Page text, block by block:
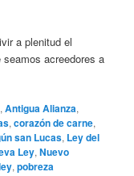
a plenitud el
acreedores a
,Antigua Alianza,
,corazón de carne,
san Lucas, Ley del
Ley,Nuevo
,pobreza